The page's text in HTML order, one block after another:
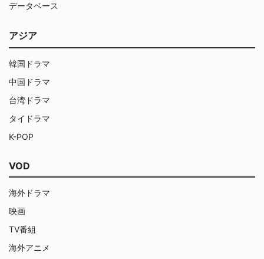
データベース
アジア
韓国ドラマ
中国ドラマ
台湾ドラマ
タイドラマ
K-POP
VOD
海外ドラマ
映画
TV番組
海外アニメ